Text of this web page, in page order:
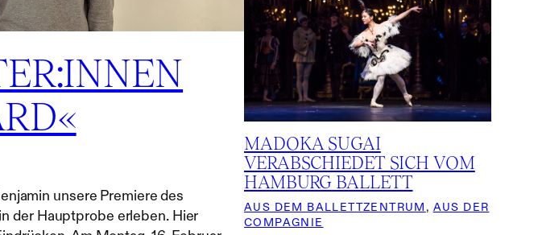
unsere Premiere des
der Hauptprobe erleben. Hier
MADOKA SUGAI
VERABSCHIEDET SICH VOM
HAMBURG BALLETT
AUS DEM BALLETTZENTRUM , AUS DER
COMPAGNIE